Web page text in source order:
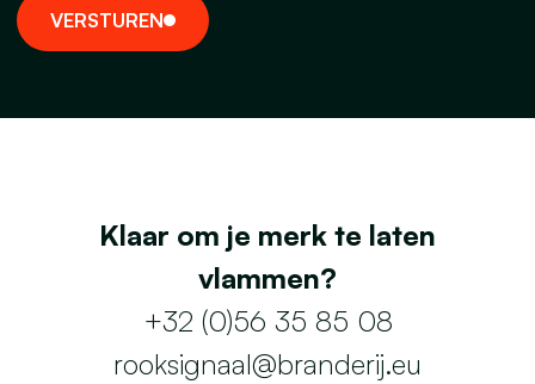
VERSTUREN
Klaar om je merk te laten
vlammen?
+32 (0)56 35 85 08
rooksignaal@branderij.eu